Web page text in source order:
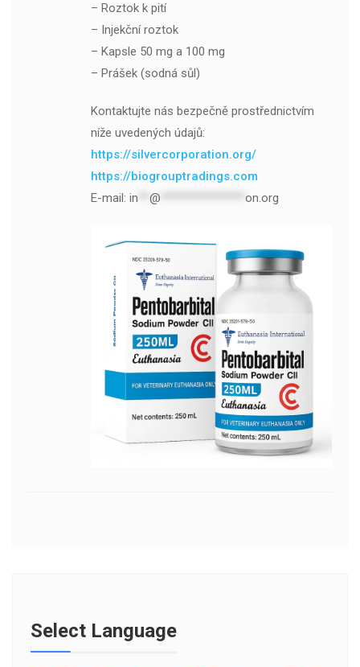
– Roztok k pití
– Injekční roztok
– Kapsle 50 mg a 100 mg
– Prášek (sodná sůl)
Kontaktujte nás bezpečně prostřednictvím
níže uvedených údajů:
https://silvercorporation.org/
https://biogrouptradings.com
E-mail: in @ on.org
Select Language